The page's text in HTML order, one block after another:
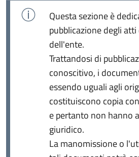
Questa sezione è
pubblicazione degli
dell'ente.
Trattandosi di
conoscitivo, i
essendo uguali agli
costituiscono copia
e pertanto non hanno
giuridico.
La manomissione o